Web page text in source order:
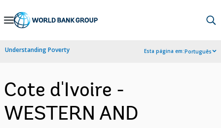
Skip
Navigation
Understanding Poverty Esta página em:Português
Cote d'Ivoire -
WESTERN AND